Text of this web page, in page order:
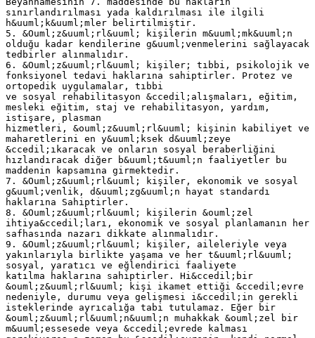
sınırlandırılması yada kaldırılması ile ilgili
h&uuml;k&uuml;mler belirtilmiştir.
5. &Ouml;z&uuml;rl&uuml; kişilerin m&uuml;mk&uuml;n
olduğu kadar kendilerine g&uuml;venmelerini sağlayacak
tedbirler alınmalıdır.
6. &Ouml;z&uuml;rl&uuml; kişiler; tıbbi, psikolojik ve
fonksiyonel tedavi haklarına sahiptirler. Protez ve
ortopedik uygulamalar, tıbbi
ve sosyal rehabilitasyon &ccedil;alışmaları, eğitim,
mesleki eğitim, staj ve rehabilitasyon, yardım,
istişare, plasman
hizmetleri, &ouml;z&uuml;rl&uuml; kişinin kabiliyet ve
maharetlerini en y&uuml;ksek d&uuml;zeye
&ccedil;ıkaracak ve onların sosyal beraberliğini
hızlandıracak diğer b&uuml;t&uuml;n faaliyetler bu
maddenin kapsamına girmektedir.
7. &Ouml;z&uuml;rl&uuml; kişiler, ekonomik ve sosyal
g&uuml;venlik, d&uuml;zg&uuml;n hayat standardı
haklarına Sahiptirler.
8. &Ouml;z&uuml;rl&uuml; kişilerin &ouml;zel
ihtiya&ccedil;ları, ekonomik ve sosyal planlamanın her
safhasında nazarı dikkate alınmalıdır.
9. &Ouml;z&uuml;rl&uuml; kişiler, aileleriyle veya
yakınlarıyla birlikte yaşama ve her t&uuml;rl&uuml;
sosyal, yaratıcı ve eğlendirici faaliyete
katılma haklarına sahiptirler. Hi&ccedil;bir
&ouml;z&uuml;rl&uuml; kişi ikamet ettiği &ccedil;evre
nedeniyle, durumu veya gelişmesi i&ccedil;in gerekli
isteklerinde ayrıcalığa tabi tutulamaz. Eğer bir
&ouml;z&uuml;rl&uuml;n&uuml;n muhakkak &ouml;zel bir
m&uuml;essesede veya &ccedil;evrede kalması